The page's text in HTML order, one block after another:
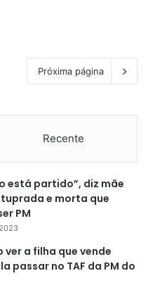
Próxima página
Recente
está partido”, diz mãe
e morta que
PM
ver a filha que vende
passar no TAF da PM do